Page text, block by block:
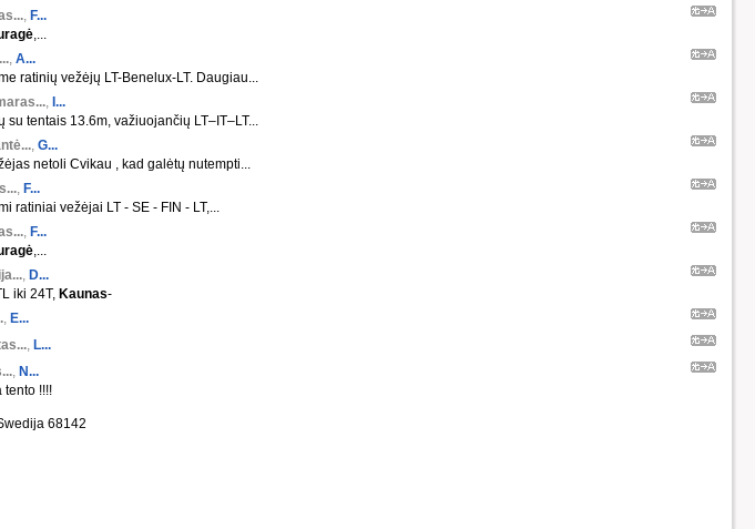
, F...
,...
, A...
ratinių vežėjų LT-Benelux-LT. Daugiau...
, I...
su tentais 13.6m, važiuojančių LT–IT–LT...
, G...
netoli Cvikau , kad galėtų nutempti...
, F...
ratiniai vežėjai LT - SE - FIN - LT,...
, F...
,...
, D...
iki 24T, Kaunas-
, E...
, L...
, N...
tento !!!!
68142